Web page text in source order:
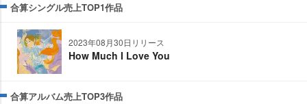
合算シングル売上TOP1作品
2023年08月30日リリース
How Much I Love You
合算アルバム売上TOP3作品